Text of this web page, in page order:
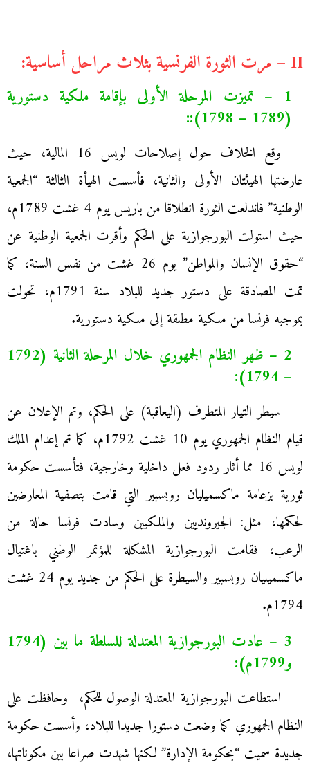
II – مرت الثورة الفرنسية بثلاث مراحل أساسية:
1 – تميزت المرحلة الأولى بإقامة ملكية دستورية
(1789 – 1798)::
وقع الخلاف حول إصلاحات لويس 16 المالية، حيث
عارضتها الهيئتان الأولى والثانية، فأسست الهيأة الثالثة “الجمعية
الوطنية” فاندلعت الثورة انطلاقا من باريس يوم 4 غشت 1789م،
حيث استولت البورجوازية على الحكم وأقرت الجمعية الوطنية عن
“حقوق الإنسان والمواطن” يوم 26 غشت من نفس السنة، كما
تمت المصادقة على دستور جديد للبلاد سنة 1791م، تحولت
بموجبه فرنسا من ملكية مطلقة إلى ملكية دستورية.
2 – ظهر النظام الجمهوري خلال المرحلة الثانية (1792
– 1794):
سيطر التيار المتطرف (اليعاقبة) على الحكم، وتم الإعلان عن
قيام النظام الجمهوري يوم 10 غشت 1792م، كما تم إعدام الملك
لويس 16 مما أثار ردود فعل داخلية وخارجية، فتأسست حكومة
ثورية بزعامة ماكسميليان روبسبير التي قامت بتصفية المعارضين
لحكمها، مثل: الجيرونديين والملكيين وسادت فرنسا حالة من
الرعب، فقامت البورجوازية المشكلة للمؤتمر الوطني باغتيال
ماكسميليان روبسبير والسيطرة على الحكم من جديد يوم 24 غشت
1794م.
3 – عادت البورجوازية المعتدلة للسلطة ما بين (1794
و1799م):
استطاعت البورجوازية المعتدلة الوصول للحكم، وحافظت على
النظام الجمهوري كما وضعت دستورا جديدا للبلاد، وأسست حكومة
جديدة سميت “بحكومة الإدارة” لكنها شهدت صراعا بين مكوناتها،